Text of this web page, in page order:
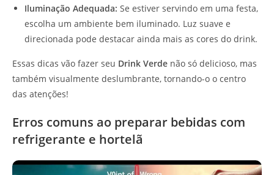
Iluminação Adequada: Se estiver servindo em uma festa,
escolha um ambiente bem iluminado. Luz suave e
direcionada pode destacar ainda mais as cores do drink.
Essas dicas vão fazer seu Drink Verde não só delicioso, mas
também visualmente deslumbrante, tornando-o o centro
das atenções!
Erros comuns ao preparar bebidas com
refrigerante e hortelã